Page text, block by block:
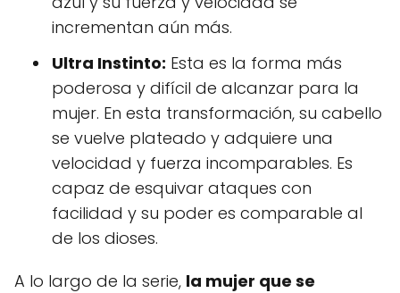
incrementan aún más.
Ultra Instinto: Esta es la forma más
poderosa y difícil de alcanzar para la
mujer. En esta transformación, su cabello
se vuelve plateado y adquiere una
velocidad y fuerza incomparables. Es
capaz de esquivar ataques con
facilidad y su poder es comparable al
de los dioses.
A lo largo de la serie, la mujer que se